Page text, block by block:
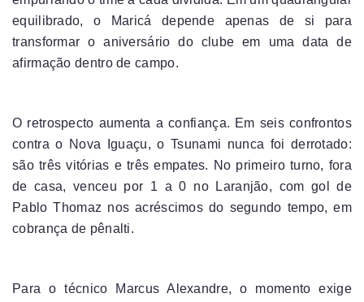
equilibrado, o Maricá depende apenas de si para
transformar o aniversário do clube em uma data de
afirmação dentro de campo.
O retrospecto aumenta a confiança. Em seis confrontos
contra o Nova Iguaçu, o Tsunami nunca foi derrotado:
são três vitórias e três empates. No primeiro turno, fora
de casa, venceu por 1 a 0 no Laranjão, com gol de
Pablo Thomaz nos acréscimos do segundo tempo, em
cobrança de pênalti.
Para o técnico Marcus Alexandre, o momento exige